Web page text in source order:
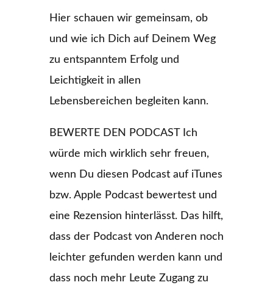
Hier schauen wir gemeinsam, ob
und wie ich Dich auf Deinem Weg
zu entspanntem Erfolg und
Leichtigkeit in allen
Lebensbereichen begleiten kann.
BEWERTE DEN PODCAST Ich
würde mich wirklich sehr freuen,
wenn Du diesen Podcast auf iTunes
bzw. Apple Podcast bewertest und
eine Rezension hinterlässt. Das hilft,
dass der Podcast von Anderen noch
leichter gefunden werden kann und
dass noch mehr Leute Zugang zu